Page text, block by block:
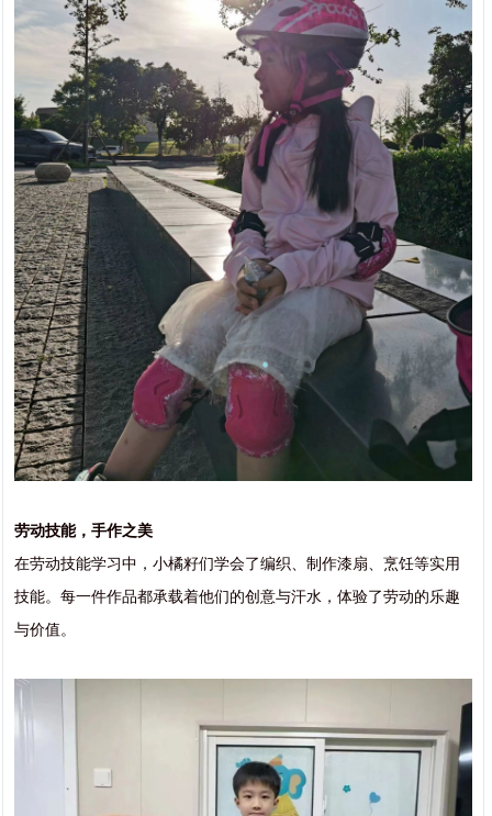
劳动技能，手作之美
在劳动技能学习中，小橘籽们学会了编织、制作漆扇、烹饪等实用
技能。每一件作品都承载着他们的创意与汗水，体验了劳动的乐趣
与价值。